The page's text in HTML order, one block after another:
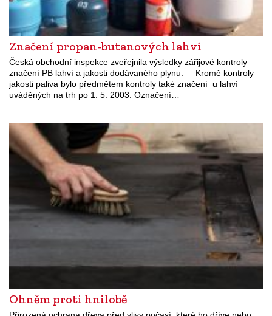
Značení propan-butanových lahví
Česká obchodní inspekce zveřejnila výsledky zářijové kontroly
značení PB lahví a jakosti dodávaného plynu. Kromě kontroly
jakosti paliva bylo předmětem kontroly také značení u lahví
uváděných na trh po 1. 5. 2003. Označení…
Ohněm proti hnilobě